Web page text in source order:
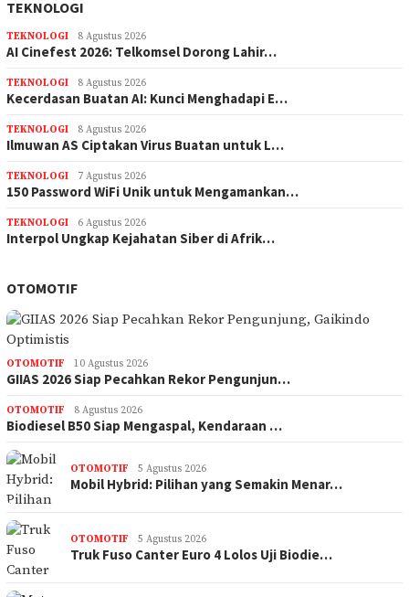
TEKNOLOGI
TEKNOLOGI 8 Agustus 2026
AI Cinefest 2026: Telkomsel Dorong Lahir…
TEKNOLOGI 8 Agustus 2026
Kecerdasan Buatan AI: Kunci Menghadapi E…
TEKNOLOGI 8 Agustus 2026
Ilmuwan AS Ciptakan Virus Buatan untuk L…
TEKNOLOGI 7 Agustus 2026
150 Password WiFi Unik untuk Mengamankan…
TEKNOLOGI 6 Agustus 2026
Interpol Ungkap Kejahatan Siber di Afrik…
OTOMOTIF
OTOMOTIF 10 Agustus 2026
GIIAS 2026 Siap Pecahkan Rekor Pengunjun…
OTOMOTIF 8 Agustus 2026
Biodiesel B50 Siap Mengaspal, Kendaraan …
OTOMOTIF 5 Agustus 2026
Mobil Hybrid: Pilihan yang Semakin Menar…
OTOMOTIF 5 Agustus 2026
Truk Fuso Canter Euro 4 Lolos Uji Biodie…